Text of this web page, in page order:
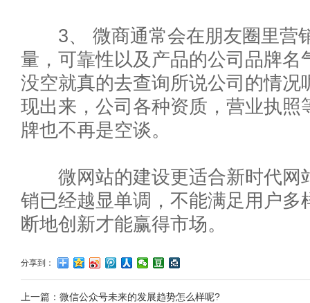
3、 微商通常会在朋友圈里营
量，可靠性以及产品的公司品牌
没空就真的去查询所说公司的情
现出来，公司各种资质，营业执
牌也不再是空谈。
微网站的建设更适合新时代网
销已经越显单调，不能满足用户
断地创新才能赢得市场。
分享到：
上一篇： 微信公众号未来的发展趋势怎么样呢?